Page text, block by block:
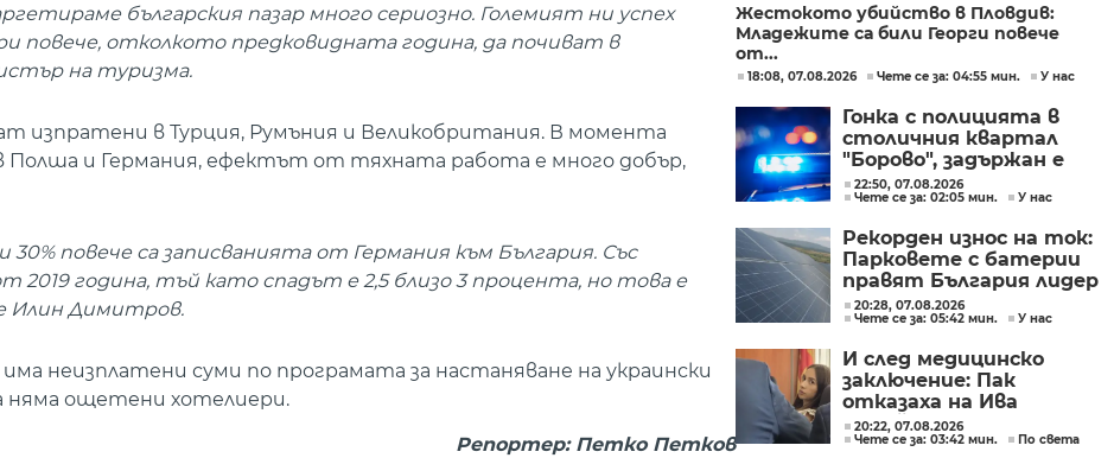
българския пазар много сериозно. Големият ни успех
повече, отколкото предковидната година, да почиват в
на туризма.
в Турция, Румъния и Великобритания. В момента
и Германия, ефектът от тяхната работа е много добър,
повече са записванията от Германия към България. Със
година, тъй като спадът е 2,5 близо 3 процента, но това е
Илин Димитров.
неизплатени суми по програмата за настаняване на украински
няма ощетени хотелиери.
Репортер: Петко Петков
Жестокото убийство в Пловдив:
Младежите са били Георги повече
от...
18:08, 07.08.2026 Чете се за: 04:55 мин. У нас
Гонка с полицията в
столичния квартал
"Борово", задържан е
мъж, у когото са
намерени 460 000 евро
22:50, 07.08.2026
Чете се за: 02:05 мин.
У нас
Рекорден износ на ток:
Парковете с батерии
правят България лидер
на пазара
20:28, 07.08.2026
Чете се за: 05:42 мин.
У нас
И след медицинско
заключение: Пак
отказаха на Ива
Михайлова да се лекува
в България
20:22, 07.08.2026
Чете се за: 03:42 мин.
По света